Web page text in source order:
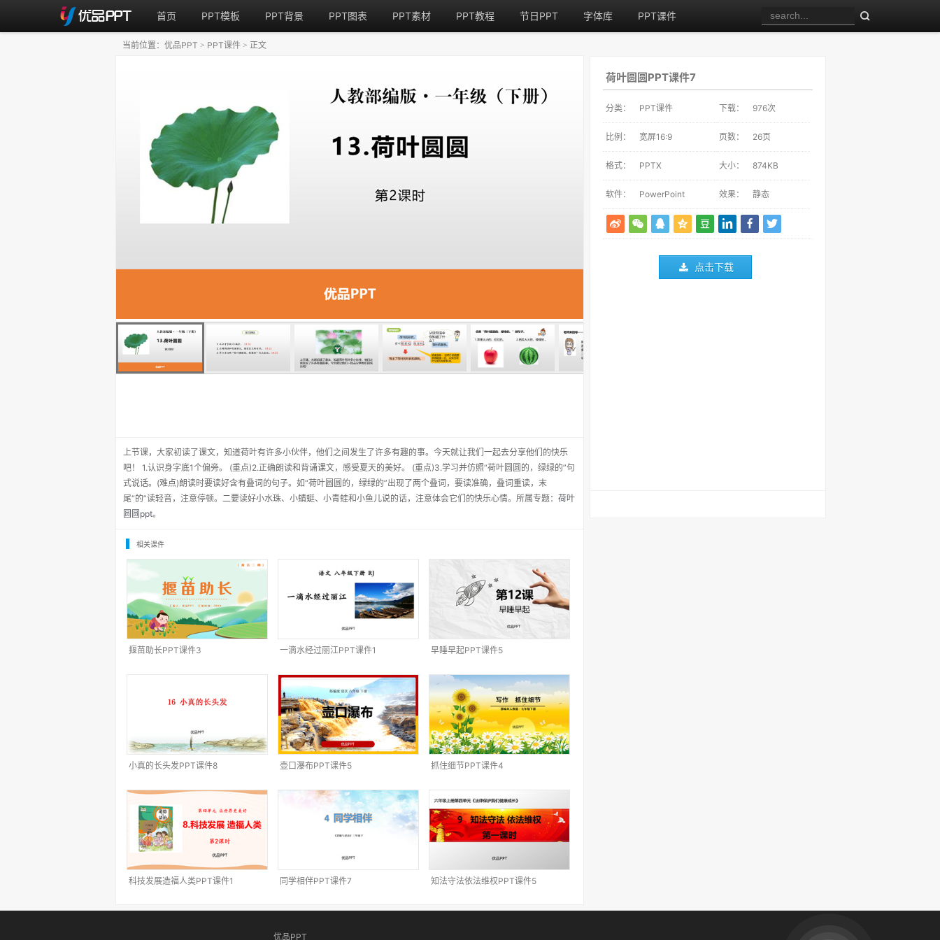
首页 PPT模板 PPT背景 PPT图表 PPT素材 PPT教程 节日PPT 字体库 PPT课件
荷叶圆圆PPT课件7
分类： PPT课件 下载： 976次
比例： 宽屏16:9 页数： 26页
格式： PPTX 大小： 874KB
软件： PowerPoint 效果： 静态
点击下载
上节课，大家初读了课文，知道荷叶有许多小伙伴，他们之间发生了许多有趣的事。今天就让我们一起去分享他们的快乐
吧！ 1.认识身字底1个偏旁。 (重点)2.正确朗读和背诵课文，感受夏天的美好。 (重点)3.学习并仿照“荷叶圆圆的，绿绿的”句
式说话。(难点)朗读时要读好含有叠词的句子。如“荷叶圆圆的，绿绿的”出现了两个叠词，要读准确，叠词重读，末
尾“的”读轻音，注意停顿。二要读好小水珠、小蜻蜓、小青蛙和小鱼儿说的话，注意体会它们的快乐心情。所属专题： 荷叶
圆圆ppt。
当前位置： 优品PPT > PPT课件 > 正文
相关课件
揠苗助长PPT课件3 一滴水经过丽江PPT课件1 早睡早起PPT课件5
小真的长头发PPT课件8 壶口瀑布PPT课件5 抓住细节PPT课件4
科技发展造福人类PPT课件1 同学相伴PPT课件7 知法守法依法维权PPT课件5
优品PPT